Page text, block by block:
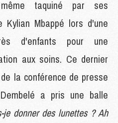
taquiné par ses
Kylian Mbappé lors d'une
d'enfants pour une
aux soins. Ce dernier
la conférence de presse
a pris une balle
je donner des lunettes ? Ah